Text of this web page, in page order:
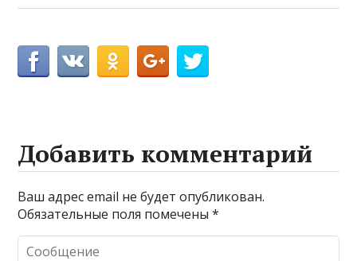
Добавить комментарий
Ваш адрес email не будет опубликован.
Обязательные поля помечены*